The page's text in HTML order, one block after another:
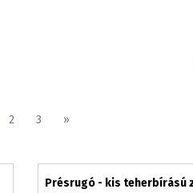
2 3 »
Présrugó - kis teherbírású